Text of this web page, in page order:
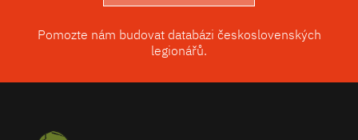
Pomozte nám budovat databázi československých
legionářů.